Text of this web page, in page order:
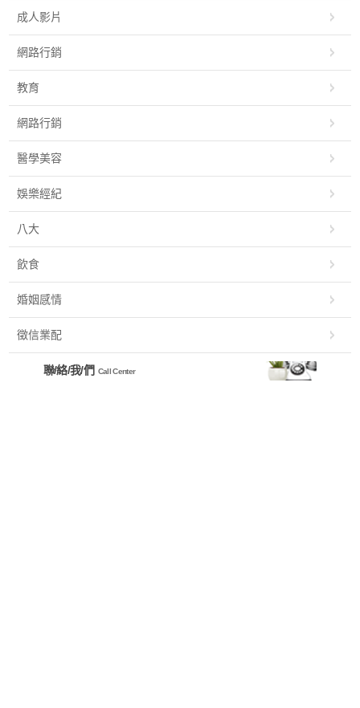
成人影片
網路行銷
教育
網路行銷
醫學美容
娛樂經紀
八大
飲食
婚姻感情
徵信業配
聯/絡/我/們 Call Center